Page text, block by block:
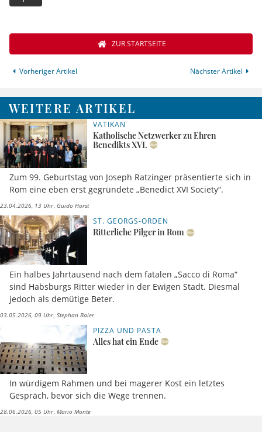
Vorheriger Artikel
ZUR STARTSEITE
Nächster Artikel
WEITERE ARTIKEL
VATIKAN
Katholische Netzwerker zu Ehren
Benedikts XVI.
Zum 99. Geburtstag von Joseph Ratzinger präsentierte sich in
Rom eine eben erst gegründete „Benedict XVI Society“.
23.04.2026, 13 Uhr Guido Horst
ST. GEORGS-ORDEN
Ritterliche Pilger in Rom
Ein halbes Jahrtausend nach dem fatalen „Sacco di Roma“
sind Habsburgs Ritter wieder in der Ewigen Stadt. Diesmal
jedoch als demütige Beter.
03.05.2026, 09 Uhr Stephan Baier
PIZZA UND PASTA
Alles hat ein Ende
In würdigem Rahmen und bei magerer Kost ein letztes
Gespräch, bevor sich die Wege trennen.
28.06.2026, 05 Uhr Mario Monte